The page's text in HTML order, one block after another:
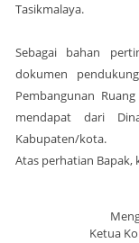
Tasikmalaya.
Sebagai bahan
dokumen
Pembangunan
mendapat dari
Kabupaten/kota.
Atas perhatian
Ketua